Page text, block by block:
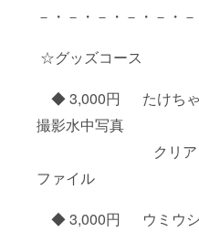
－・－・－・－・－・－
☆グッズコース
◆ 3,000円 たけち
撮影水中写真
クリア
ファイル
◆ 3,000円 ウミウ